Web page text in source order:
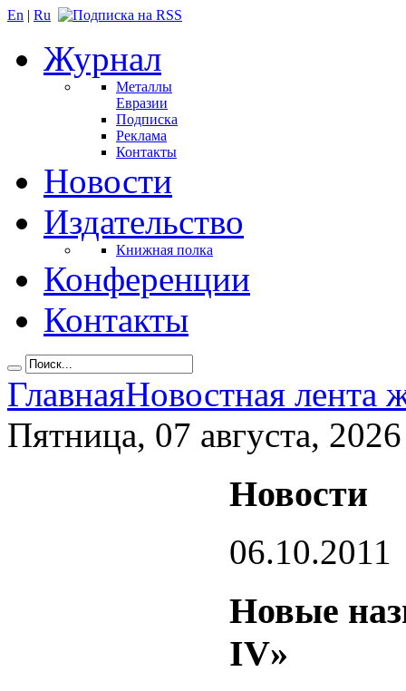
En | Ru
Журнал
Металлы
Евразии
Подписка
Реклама
Контакты
Новости
Издательство
Книжная полка
Конференции
Контакты
ГлавнаяНовостная лента
Пятница, 07 августа, 2026
Новости
06.10.2011
Новые
IV»